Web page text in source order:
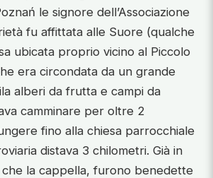
le signore dell’Associazione
fu affittata alle Suore (qualche
ubicata proprio vicino al Piccolo
era circondata da un grande
alberi da frutta e campi da
camminare per oltre 2
fino alla chiesa parrocchiale
distava 3 chilometri. Già in
che la cappella, furono benedette